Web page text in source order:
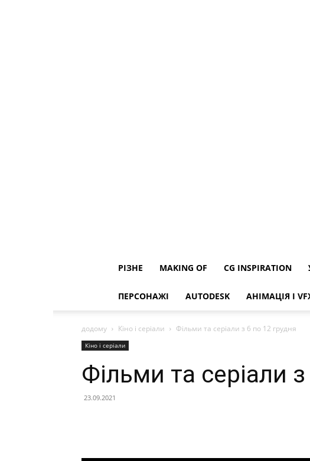
РІЗНЕ MAKING OF CG INSPIRATION
ПЕРСОНАЖІ AUTODESK АНІМАЦІЯ І
додому Кіно і серіали Фільми та серіали з 6 по 12 грудня
Кіно і серіали
Фільми та серіали
23.09.2021